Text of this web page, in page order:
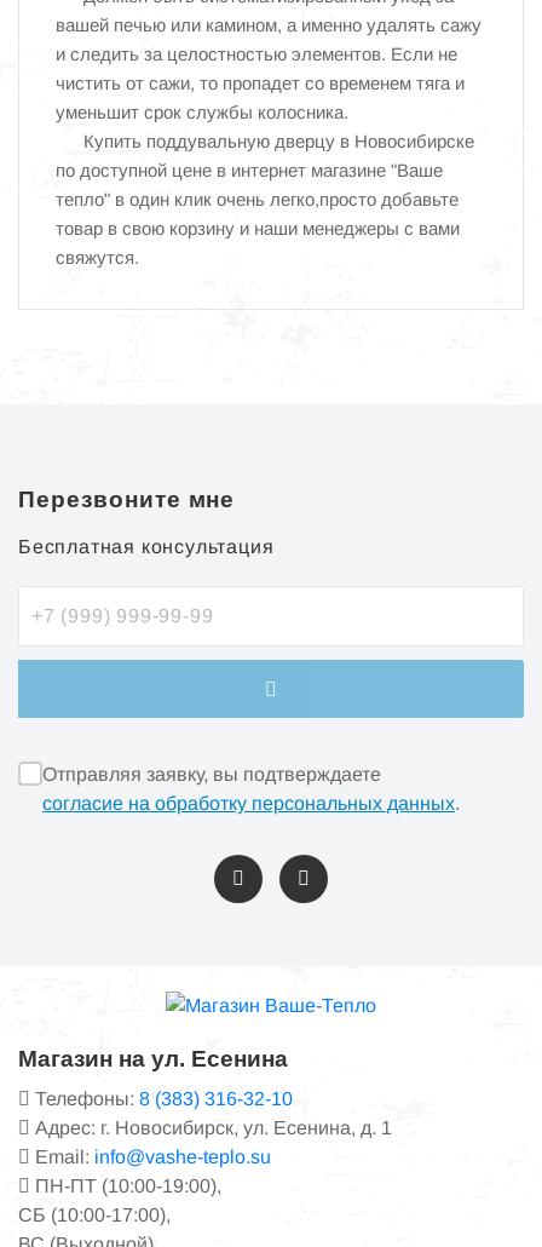
вашей печью или камином, а именно удалять сажу
и следить за целостностью элементов. Если не
чистить от сажи, то пропадет со временем тяга и
уменьшит срок службы колосника.
Купить поддувальную дверцу в Новосибирске
по доступной цене в интернет магазине "Ваше
тепло" в один клик очень легко,просто добавьте
товар в свою корзину и наши менеджеры с вами
свяжутся.
Перезвоните мне
Бесплатная консультация
Отправляя заявку, вы подтверждаете
согласие на обработку персональных данных.
Магазин на ул. Есенина
Телефоны: 8 (383) 316-32-10
Адрес: г. Новосибирск, ул. Есенина, д. 1
Email: info@vashe-teplo.su
ПН-ПТ (10:00-19:00),
СБ (10:00-17:00),